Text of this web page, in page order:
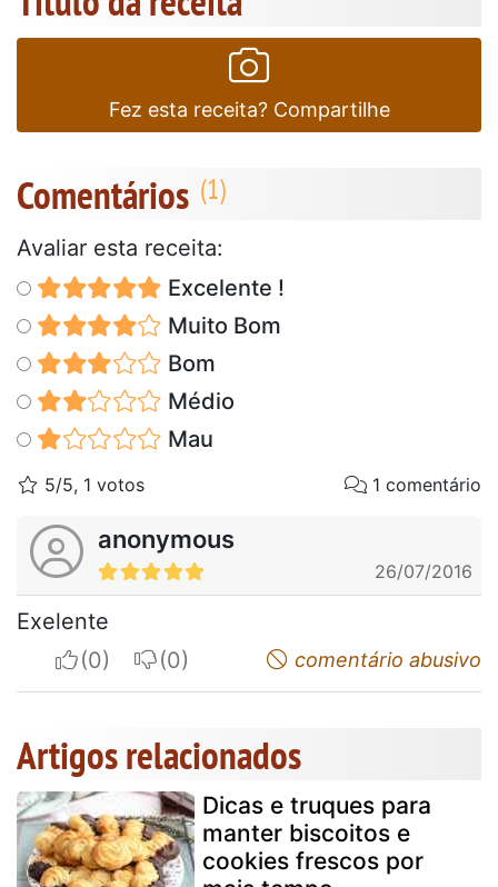
Fez esta receita? Compartilhe
Comentários
Avaliar esta receita:
Excelente !
Muito Bom
Bom
Médio
Mau
5/5, 1 votos 1 comentário
anonymous
26/07/2016
Exelente
I apreciateI do not appreciatecomentário abusivo
Artigos relacionados
Dicas e truques para
manter biscoitos e
cookies frescos por